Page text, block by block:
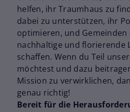
helfen, ihr Traumhaus zu
dabei zu unterstützen, ihr
optimieren, und Gemeinden
nachhaltige und florierende
schaffen. Wenn du Teil
möchtest und dazu
Mission zu verwirklichen,
genau richtig!
Bereit für die